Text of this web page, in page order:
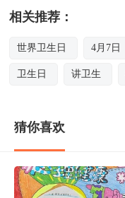
相关推荐：
世界卫生日 4月7日
卫生日 讲卫生
猜你喜欢